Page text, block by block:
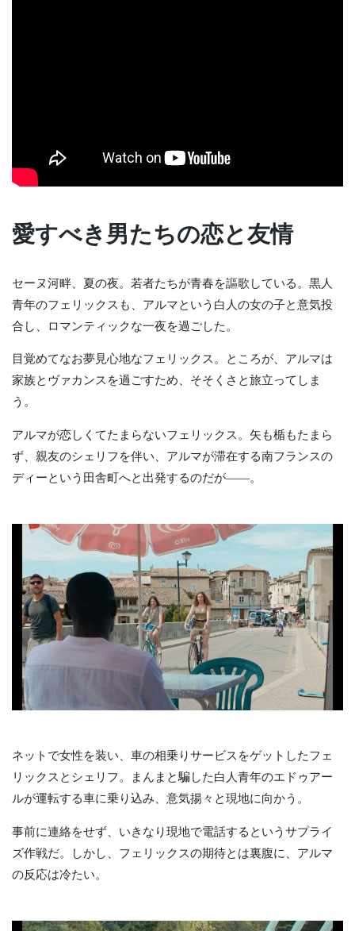
愛すべき男たちの恋と友情
セーヌ河畔、夏の夜。若者たちが青春を謳歌している。黒人
青年のフェリックスも、アルマという白人の女の子と意気投
合し、ロマンティックな一夜を過ごした。
目覚めてなお夢見心地なフェリックス。ところが、アルマは
家族とヴァカンスを過ごすため、そそくさと旅立ってしま
う。
アルマが恋しくてたまらないフェリックス。矢も楯もたまら
ず、親友のシェリフを伴い、アルマが滞在する南フランスの
ディーという田舎町へと出発するのだが――。
ネットで女性を装い、車の相乗りサービスをゲットしたフェ
リックスとシェリフ。まんまと騙した白人青年のエドゥアー
ルが運転する車に乗り込み、意気揚々と現地に向かう。
事前に連絡をせず、いきなり現地で電話するというサプライ
ズ作戦だ。しかし、フェリックスの期待とは裏腹に、アルマ
の反応は冷たい。